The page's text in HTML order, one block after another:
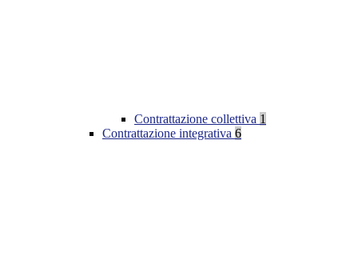
Contrattazione collettiva 1
Contrattazione integrativa 6